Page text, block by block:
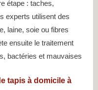
étape : taches,
experts utilisent des
laine, soie ou fibres
ensuite le traitement
bactéries et mauvaises
tapis à domicile à